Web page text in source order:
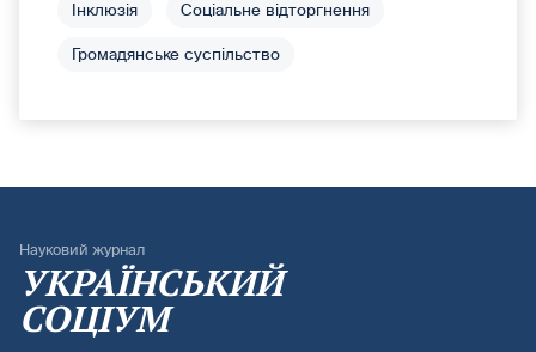
Інклюзія Соціальне відторгнення
Громадянське суспільство
Науковий журнал
УКРАЇНСЬКИЙ
СОЦІУМ